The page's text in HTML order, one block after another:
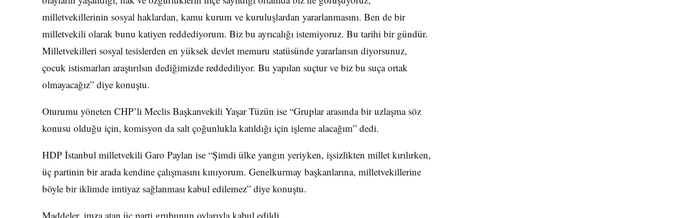
milletvekillerinin sosyal haklardan, kamu kurum ve kuruluşlardan yararlanmasını. Ben de bir
milletvekili olarak bunu katiyen reddediyorum. Biz bu ayrıcalığı istemiyoruz. Bu tarihi bir gündür.
Milletvekilleri sosyal tesislerden en yüksek devlet memuru statüsünde yararlansın diyorsunuz,
çocuk istismarları araştırılsın dediğimizde reddediliyor. Bu yapılan suçtur ve biz bu suça ortak
olmayacağız” diye konuştu.
Oturumu yöneten CHP’li Meclis Başkanvekili Yaşar Tüzün ise “Gruplar arasında bir uzlaşma söz
konusu olduğu için, komisyon da salt çoğunlukla katıldığı için işleme alacağım” dedi.
HDP İstanbul milletvekili Garo Paylan ise “Şimdi ülke yangın yeriyken, işsizlikten millet kırılırken,
üç partinin bir arada kendine çalışmasını kınıyorum. Genelkurmay başkanlarına, milletvekillerine
böyle bir iklimde imtiyaz sağlanması kabul edilemez” diye konuştu.
Maddeler, imza atan üç parti grubunun oylarıyla kabul edildi.